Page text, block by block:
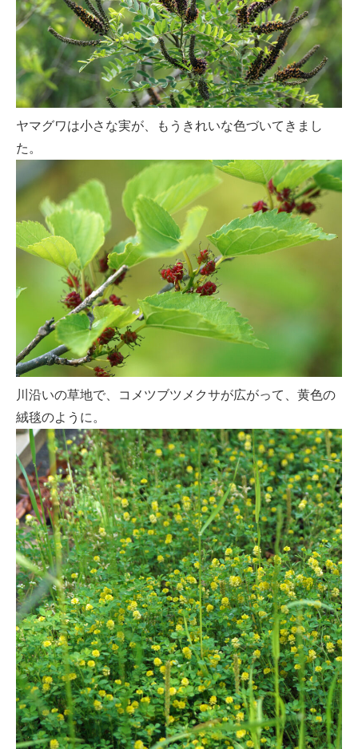
ヤマグワは小さな実が、もうきれいな色づいてきまし
た。
川沿いの草地で、コメツブツメクサが広がって、黄色の
絨毯のように。